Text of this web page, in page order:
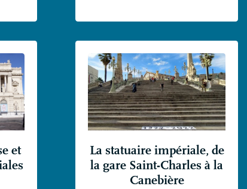
et
La statuaire impériale, de
la gare Saint-Charles à la
Canebière